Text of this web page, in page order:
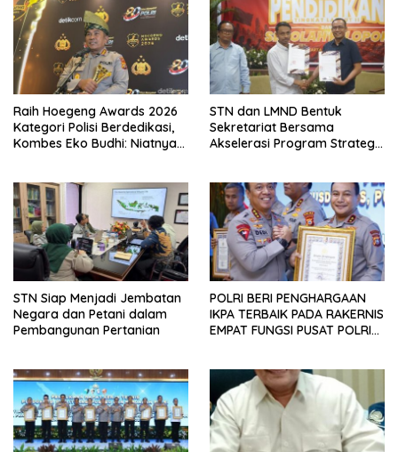
Raih Hoegeng Awards 2026
Kategori Polisi Berdedikasi,
Kombes Eko Budhi: Niatnya
STN dan LMND Bentuk
Sekretariat Bersama
Akselerasi Program Strategis
Pemerintahan Prabowo–
Gibran
STN Siap Menjadi Jembatan
Negara dan Petani dalam
Pembangunan Pertanian
POLRI BERI PENGHARGAAN
IKPA TERBAIK PADA RAKERNIS
EMPAT FUNGSI PUSAT POLRI